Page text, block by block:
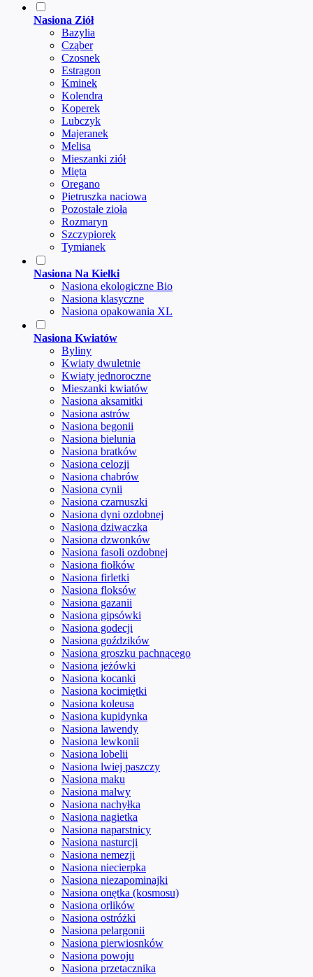
Nasiona Ziół
Bazylia
Cząber
Czosnek
Estragon
Kminek
Kolendra
Koperek
Lubczyk
Majeranek
Melisa
Mieszanki ziół
Mięta
Oregano
Pietruszka naciowa
Pozostałe zioła
Rozmaryn
Szczypiorek
Tymianek
Nasiona Na Kiełki
Nasiona ekologiczne Bio
Nasiona klasyczne
Nasiona opakowania XL
Nasiona Kwiatów
Byliny
Kwiaty dwuletnie
Kwiaty jednoroczne
Mieszanki kwiatów
Nasiona aksamitki
Nasiona astrów
Nasiona begonii
Nasiona bielunia
Nasiona bratków
Nasiona celozji
Nasiona chabrów
Nasiona cynii
Nasiona czarnuszki
Nasiona dyni ozdobnej
Nasiona dziwaczka
Nasiona dzwonków
Nasiona fasoli ozdobnej
Nasiona fiołków
Nasiona firletki
Nasiona floksów
Nasiona gazanii
Nasiona gipsówki
Nasiona godecji
Nasiona goździków
Nasiona groszku pachnącego
Nasiona jeżówki
Nasiona kocanki
Nasiona kocimiętki
Nasiona koleusa
Nasiona kupidynka
Nasiona lawendy
Nasiona lewkonii
Nasiona lobelii
Nasiona lwiej paszczy
Nasiona maku
Nasiona malwy
Nasiona nachyłka
Nasiona nagietka
Nasiona naparstnicy
Nasiona nasturcji
Nasiona nemezji
Nasiona niecierpka
Nasiona niezapominajki
Nasiona onętka (kosmosu)
Nasiona orlików
Nasiona ostróżki
Nasiona pelargonii
Nasiona pierwiosnków
Nasiona powoju
Nasiona przetacznika